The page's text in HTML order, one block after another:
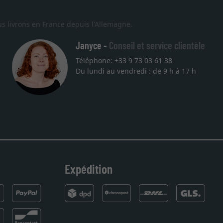
livrons en France depuis l'Allemagne.
sont au rendez
Merci.
Janyce - Conseil et service clientèle
Téléphone: +33 9 73 03 61 38
Du lundi au vendredi : de 9 h à 17 h
Expédition